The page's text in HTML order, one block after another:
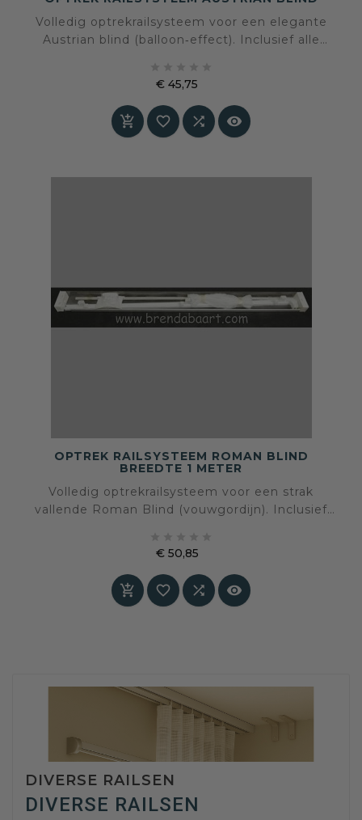
Volledig optrekrailsysteem voor een elegante
Austrian blind (balloon‑effect). Inclusief alle
en ringband – klaar voor wand- of
plafondmontage en perfect te combineren met
de 27 Decoration‑kleuren.
€ 45,75
   
OPTREK RAILSYSTEEM ROMAN BLIND
BREEDTE 1 METER
Volledig optrekrailsysteem voor een strak
vallende Roman Blind (vouwgordijn). Inclusief
en tunnelband – klaar voor wand- of
plafondmontage en perfect te combineren met
de 27 Decoration-kleuren.
€ 50,85
   
DIVERSE RAILSEN
DIVERSE RAILSEN